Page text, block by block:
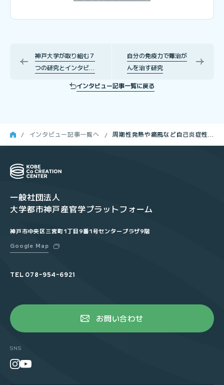
神戸大学が取り組む７
つの研究とインタビュ
インタビュー記事一覧に戻る
自分の免疫力で難治が
んを治す研究
インタビュー記事一覧へ
周期性発熱や痛風など自己炎症性
一般社団法人
大学都市神戸産官学プラットフォーム
神戸市中央区三宮町1丁目9番1号センタープラザ9階
Google Map
TEL 078ｰ954ｰ6921
お問い合わせ
SNS